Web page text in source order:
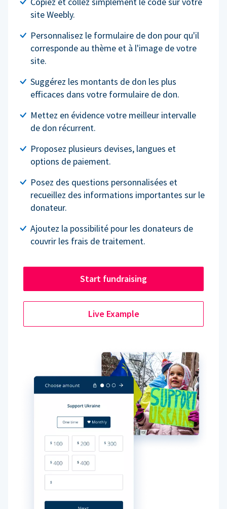
site Weebly.
Personnalisez le formulaire de don pour qu'il
corresponde au thème et à l'image de votre
site.
Suggérez les montants de don les plus
efficaces dans votre formulaire de don.
Mettez en évidence votre meilleur intervalle
de don récurrent.
Proposez plusieurs devises, langues et
options de paiement.
Posez des questions personnalisées et
recueillez des informations importantes sur le
donateur.
Ajoutez la possibilité pour les donateurs de
couvrir les frais de traitement.
Start fundraising
Live Example